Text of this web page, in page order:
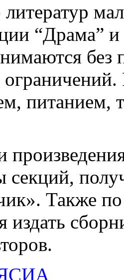
“Драма”
без
питанием,
секций,
Также по
издать